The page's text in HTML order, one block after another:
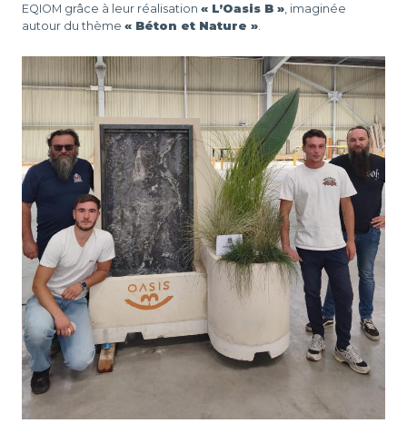
EQIOM grâce à leur réalisation « L’Oasis B » , imaginée
autour du thème « Béton et Nature »